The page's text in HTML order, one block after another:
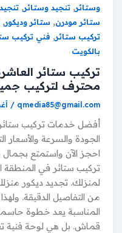
وستائر,تنجيد وستائر,تنجيد
ستائر مودرن,ستائر وديكور,
تركيب ستائر,فني تركيب
بالكويت
تركيب ستائر العاشرة
محترف لتركيب جميع
qmedia85@gmail.com
/
أفضل خدمات تركيب ستائر
الجودة والسرعة
احجز الآن واستمتع بجمال
تركيب ستائر في المنطقة
لمنزلك. تجديد ديكور
من التفاصيل الدقيقة. ولهذا
المناسبة يعد خطوة
قماش. بل هي لوحة فنية